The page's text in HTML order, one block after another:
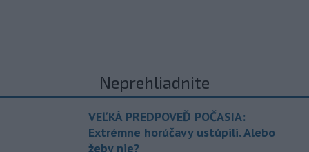
Neprehliadnite
VEĽKÁ PREDPOVEĎ POČASIA:
Extrémne horúčavy ustúpili. Alebo
žeby nie?